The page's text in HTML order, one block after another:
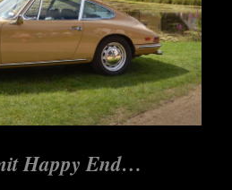
Happy End…